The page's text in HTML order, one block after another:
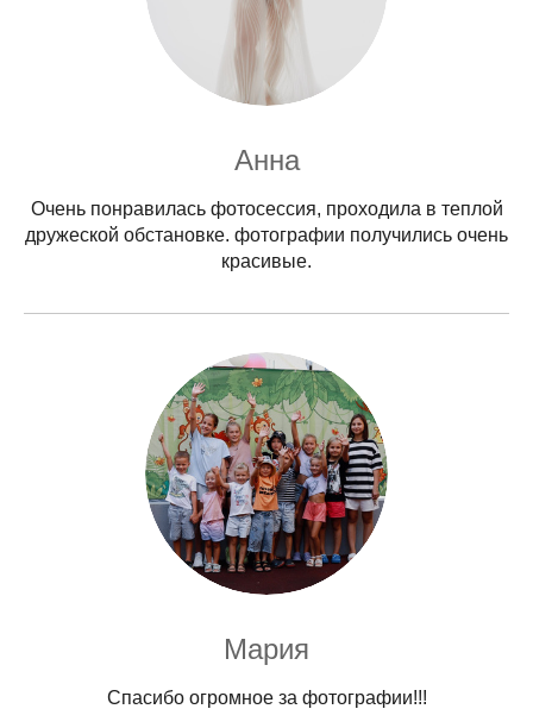
Анна
Очень понравилась фотосессия, проходила в теплой
дружеской обстановке. фотографии получились очень
красивые.
Мария
Спасибо огромное за фотографии!!!